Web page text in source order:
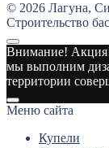
© 2026 Лагуна,
Строительство
Внимание!
мы выполним
территории
Меню сайта
Купели